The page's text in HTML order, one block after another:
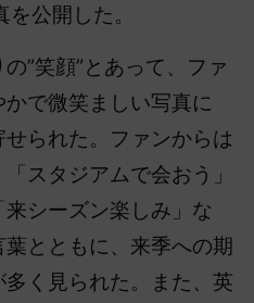
公開した。
”笑顔”とあって、ファ
で微笑ましい写真に
られた。ファンからは
スタジアムで会おう」
来シーズン楽しみ」な
とともに、来季への期
く見られた。また、英